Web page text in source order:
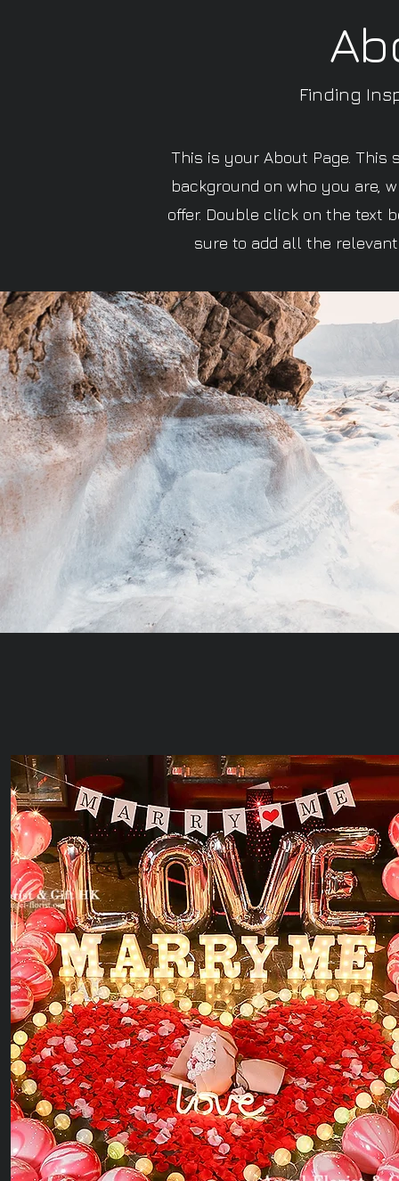
Finding
This is your About Page.
background on who you are,
offer. Double click on the text
sure to add all the